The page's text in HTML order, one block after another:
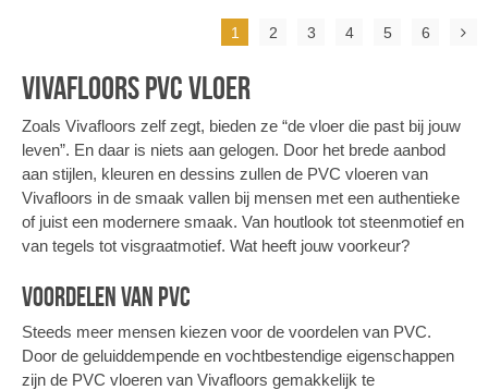
1 2 3 4 5 6
Vivafloors PVC vloer
Zoals Vivafloors zelf zegt, bieden ze “de vloer die past bij jouw
leven”. En daar is niets aan gelogen. Door het brede aanbod
aan stijlen, kleuren en dessins zullen de PVC vloeren van
Vivafloors in de smaak vallen bij mensen met een authentieke
of juist een modernere smaak. Van houtlook tot steenmotief en
van tegels tot visgraatmotief. Wat heeft jouw voorkeur?
Voordelen van PVC
Steeds meer mensen kiezen voor de voordelen van PVC.
Door de geluiddempende en vochtbestendige eigenschappen
zijn de PVC vloeren van Vivafloors gemakkelijk te